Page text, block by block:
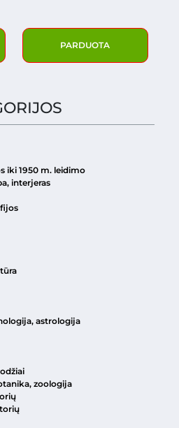
PARDUOTA
iki 1950 m. leidimo
interjeras
astrologija
zoologija